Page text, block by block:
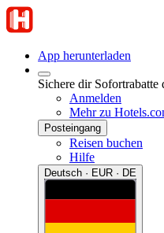
App herunterladen
Sichere dir
Anmelden
Mehr zu
Posteingang
Reisen buchen
Hilfe
Deutsch · EUR · DE